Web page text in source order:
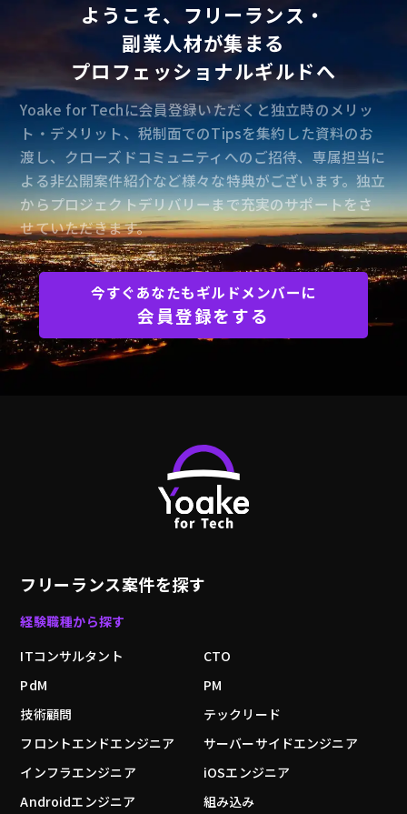
ようこそ、フリーランス・
副業人材が集まる
プロフェッショナルギルドへ
Yoake for Techに会員登録いただくと独立時のメリッ
ト・デメリット、税制面でのTipsを集約した資料のお
渡し、クローズドコミュニティへのご招待、専属担当に
よる非公開案件紹介など様々な特典がございます。独立
からプロジェクトデリバリーまで充実のサポートをさ
せていただきます。
今すぐあなたもギルドメンバーに
会員登録をする
フリーランス案件を探す
経験職種から探す
ITコンサルタント
CTO
PdM
PM
技術顧問
テックリード
フロントエンドエンジニア
サーバーサイドエンジニア
インフラエンジニア
iOSエンジニア
Androidエンジニア
組み込み